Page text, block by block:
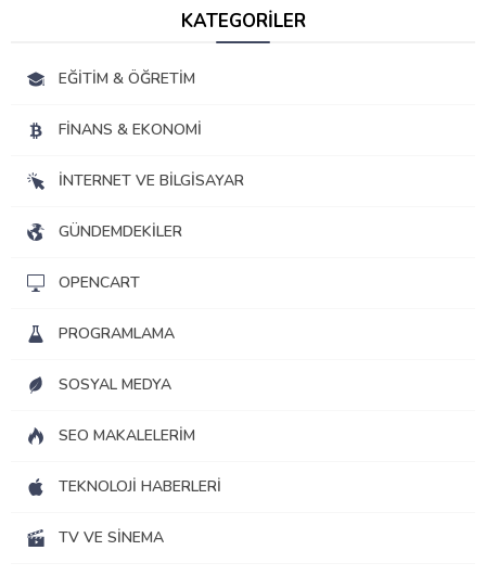
KATEGORİLER
EĞITIM & ÖĞRETIM
FINANS & EKONOMI
İNTERNET VE BILGISAYAR
GÜNDEMDEKILER
OPENCART
PROGRAMLAMA
SOSYAL MEDYA
SEO MAKALELERIM
TEKNOLOJI HABERLERI
TV VE SINEMA